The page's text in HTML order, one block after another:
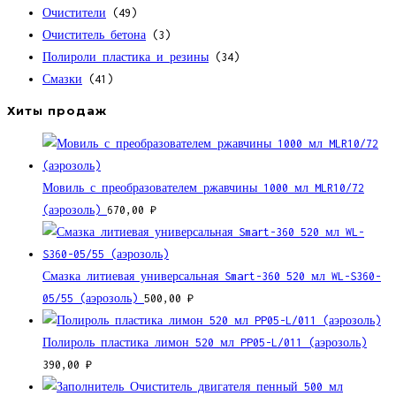
Очистители (49)
Очиститель бетона (3)
Полироли пластика и резины (34)
Смазки (41)
Хиты продаж
Мовиль с преобразователем ржавчины 1000 мл MLR10/72
(аэрозоль) 670,00 ₽
Смазка литиевая универсальная Smart-360 520 мл WL-S360-
05/55 (аэрозоль) 500,00 ₽
Полироль пластика лимон 520 мл PP05-L/011 (аэрозоль)
390,00 ₽
Очиститель двигателя пенный 500 мл